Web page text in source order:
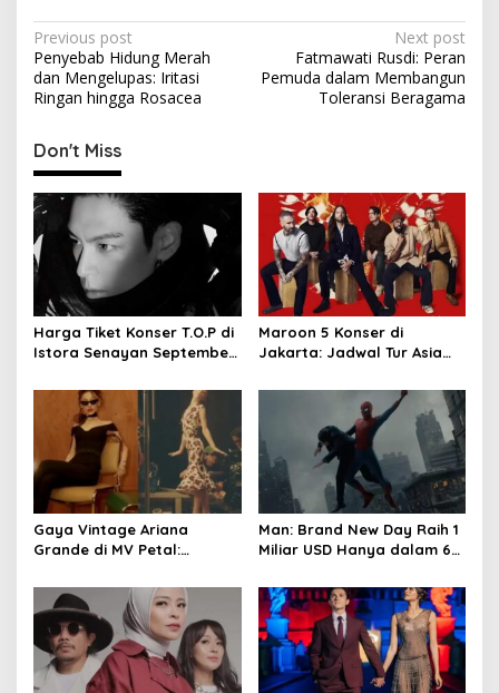
P
o
s
t
n
a
v
i
g
a
t
i
n
Previous post
Penyebab Hidung Merah
dan Mengelupas: Iritasi
Ringan hingga Rosacea
Next post
Fatmawati Rusdi: Peran
Pemuda dalam Membangun
Toleransi Beragama
Don't Miss
Harga Tiket Konser T.O.P di
Istora Senayan September
Maroon 5 Konser di
Jakarta: Jadwal Tur Asia
Gaya Vintage Ariana
Grande di MV Petal:
Man: Brand New Day Raih 1
Miliar USD Hanya dalam 6